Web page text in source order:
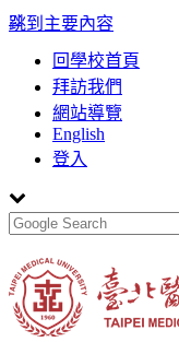
跳到主要內容
:::
回學校首頁
拜訪我們
網站導覽
English
登入